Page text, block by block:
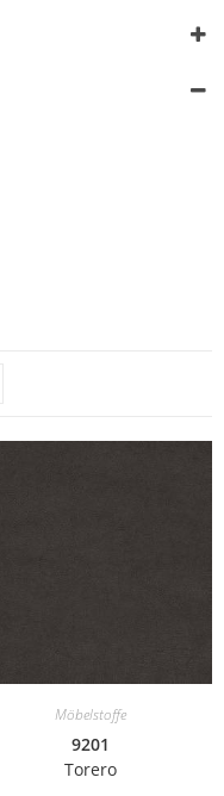
Möbelstoffe
9201
Torero